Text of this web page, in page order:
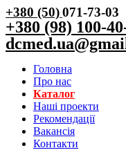
+380 (50)071-73-03
+380 (98) 100-
Головна
Про нас
Каталог
Нашi проекти
Рекомендації
Вакансiя
Контакти